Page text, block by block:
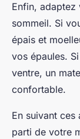
Enfin,
sommeil. Si
épais et
vos épaules.
ventre, un
confortable.
En suivant
parti de votre